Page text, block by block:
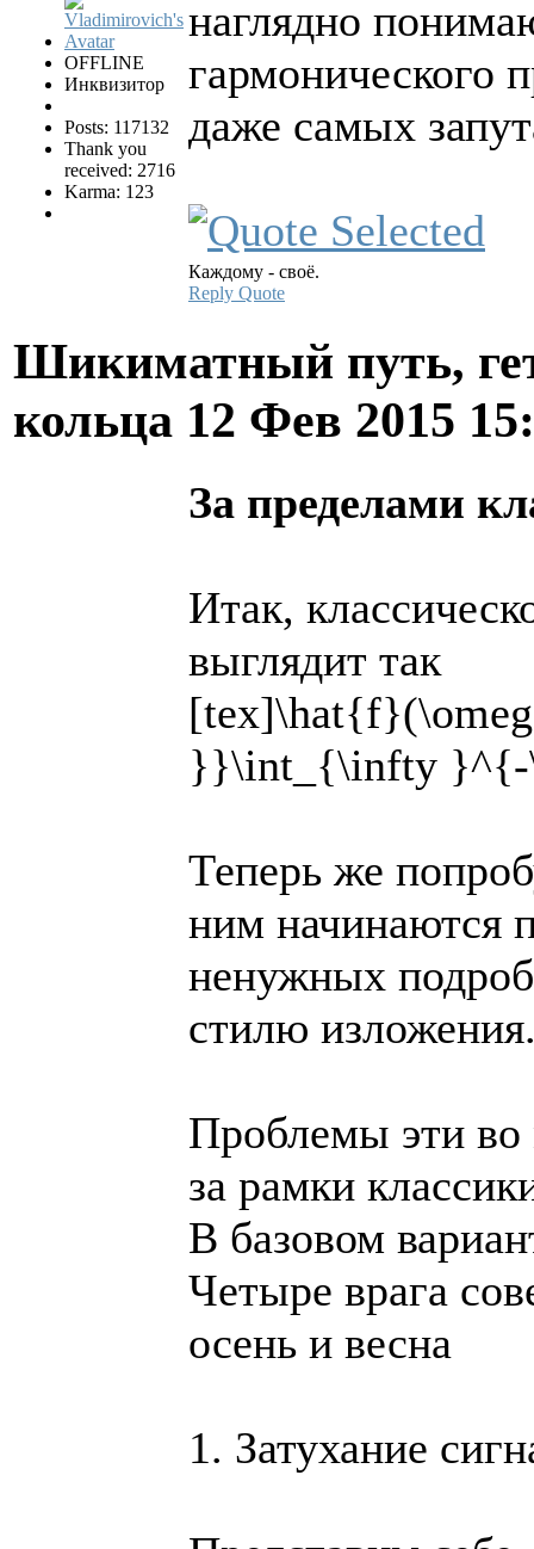
OFFLINE
Инквизитор
Posts: 117132
Thank you
received: 2716
Karma: 123
наглядно
гармонического
даже самых
Каждому - своё.
Reply Quote
Шикиматный путь,
кольца 12 Фев 2015
За пределами
Итак,
выглядит так
}}\int_{\infty }^{-
Теперь же
ним начинаются
ненужных
стилю
Проблемы эти
за рамки
В базовом
Четыре врага
осень и весна
1. Затухание